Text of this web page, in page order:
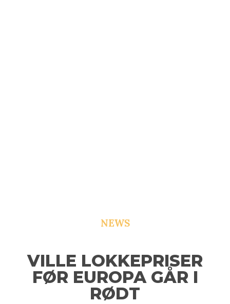
NEWS
VILLE LOKKEPRISER
FØR EUROPA GÅR I
RØDT